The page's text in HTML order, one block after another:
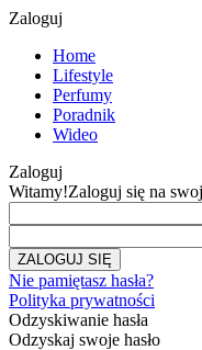
Zaloguj
Home
Lifestyle
Perfumy
Poradnik
Wideo
Zaloguj
Witamy!Zaloguj się na
Nie pamiętasz hasła?
Polityka prywatności
Odzyskiwanie hasła
Odzyskaj swoje hasło